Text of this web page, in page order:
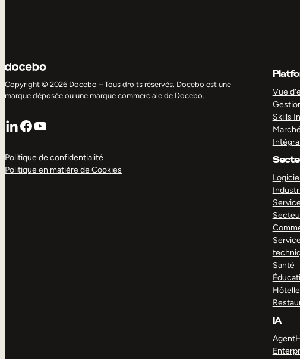
Copyright © 2026 Docebo – Tous droits réservés. Docebo est une
marque déposée ou une marque commerciale de Docebo.
LinkedIn
Facebook
YouTube
Politique de confidentialité
Politique en matière de Cookies
Vue
Skills
Santé
IA